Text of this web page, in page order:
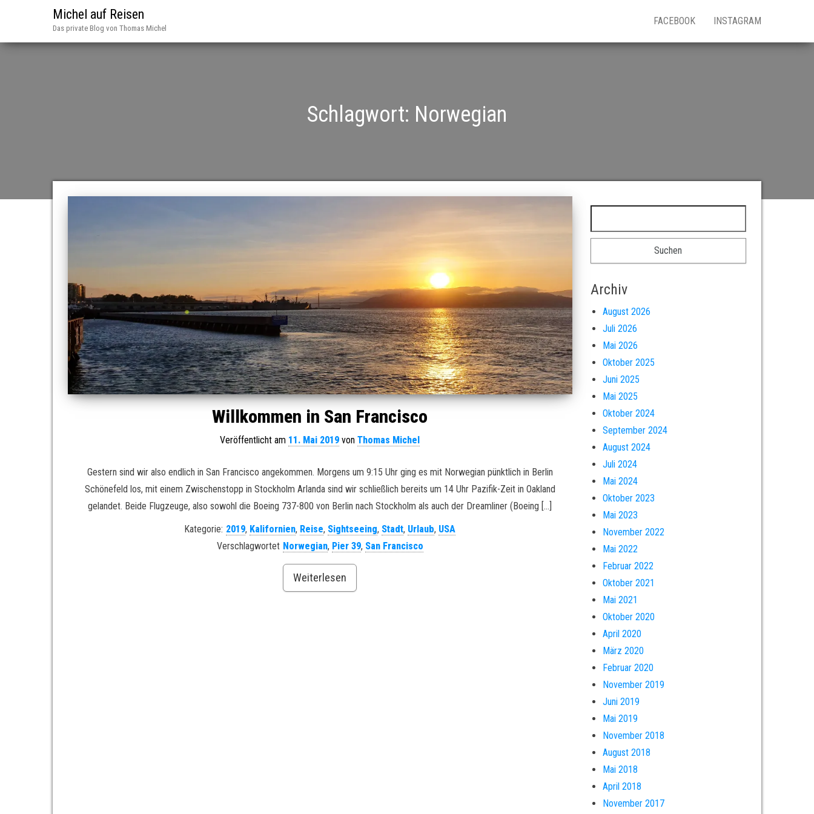
Michel auf Reisen
Das private Blog von Thomas Michel
FACEBOOK INSTAGRAM
Schlagwort: Norwegian
Willkommen in San Francisco
Veröffentlicht am 11. Mai 2019 vonThomas Michel
Gestern sind wir also endlich in San Francisco angekommen. Morgens um 9:15 Uhr ging es mit Norwegian pünktlich in Berlin
Schönefeld los, mit einem Zwischenstopp in Stockholm Arlanda sind wir schließlich bereits um 14 Uhr Pazifik-Zeit in Oakland
gelandet. Beide Flugzeuge, also sowohl die Boeing 737-800 von Berlin nach Stockholm als auch der Dreamliner (Boeing […]
Kategorie: 2019, Kalifornien, Reise, Sightseeing, Stadt, Urlaub, USA
Verschlagwortet Norwegian, Pier 39, San Francisco
Weiterlesen
Archiv
August 2026
Juli 2026
Mai 2026
Oktober 2025
Juni 2025
Mai 2025
Oktober 2024
September 2024
August 2024
Juli 2024
Mai 2024
Oktober 2023
Mai 2023
November 2022
Mai 2022
Februar 2022
Oktober 2021
Mai 2021
Oktober 2020
April 2020
März 2020
Februar 2020
November 2019
Juni 2019
Mai 2019
November 2018
August 2018
Mai 2018
April 2018
November 2017